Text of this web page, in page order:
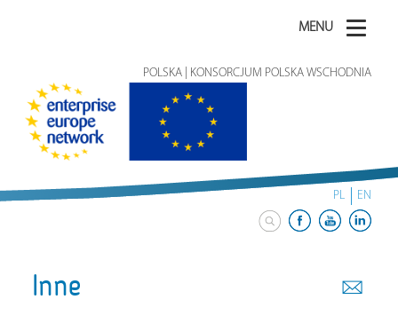
MENU
POLSKA | KONSORCJUM POLSKA WSCHODNIA
PL EN
Inne